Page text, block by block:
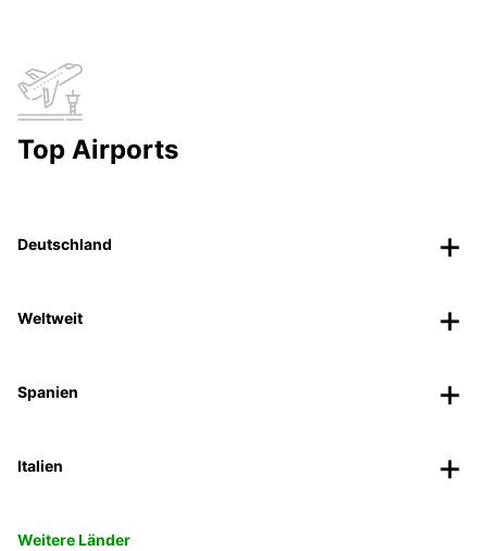
Top Airports
Deutschland
Weltweit
Spanien
Italien
Weitere Länder